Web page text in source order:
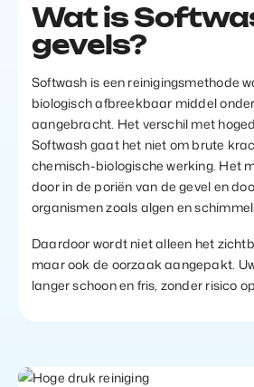
Wat is
gevels?
Softwash is een reinigingsmethode
biologisch afbreekbaar middel
aangebracht. Het verschil met
Softwash gaat het niet om brute
chemisch-biologische werking. Het
door in de poriën van de gevel en
organismen zoals algen en
Daardoor wordt niet alleen het
maar ook de oorzaak aangepakt.
langer schoon en fris, zonder risico